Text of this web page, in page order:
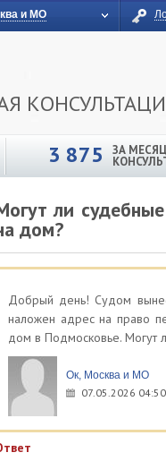
и МО
3 875 ЗА МЕСЯЦ
ли
дом?
Добрый день! Судом
наложен адрес на право
дом в Подмосковье. Могут
Ок, Москва и МО
07.05.2026 04:50